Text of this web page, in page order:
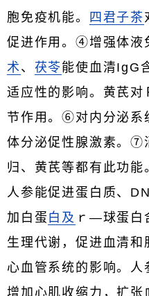
胞免疫机能。
四君子茶
促进作用。④增强体液
术 、 茯苓能使血清IgG
适应性的影响。黄芪对
节作用。⑥对内分泌系
体分泌促性腺激素。⑦
归、黄芪等都有此功
人参能促进蛋白质、
加白蛋 白及 ｒ—球蛋白
生理代谢，促进血清
心血管系统的影响。人
增加心肌收缩力，扩张